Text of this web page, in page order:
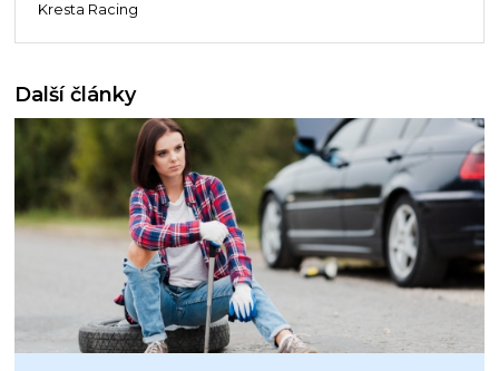
Kresta Racing
Další články